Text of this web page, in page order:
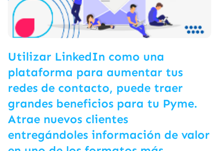
Utilizar LinkedIn como una
plataforma para aumentar tus
redes de contacto, puede traer
grandes beneficios para tu Pyme.
Atrae nuevos clientes
entregándoles información de valor